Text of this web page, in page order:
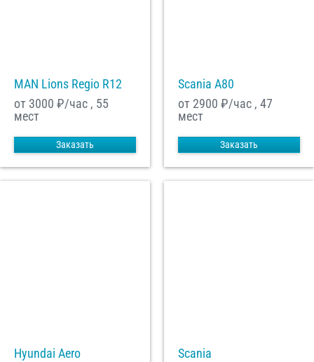
MAN Lions Regio R12
от 3000 ₽/час , 55
мест
Заказать
Scania A80
от 2900 ₽/час , 47
мест
Заказать
Hyundai Aero
Scania